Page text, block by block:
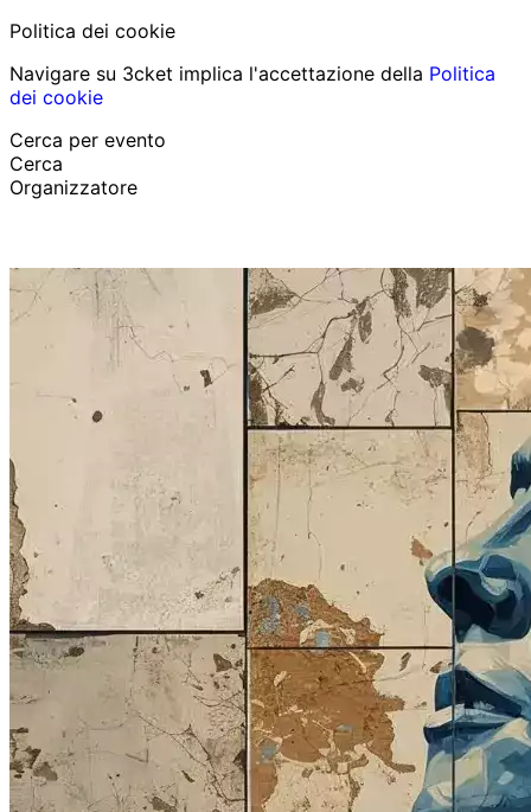
Politica dei cookie
Navigare su 3cket implica l'accettazione della Politica
dei cookie
Cerca per evento
Cerca
Organizzatore
Italiano
Aiuto per il partecipante
Ho perso il mio biglietto
LoginPromuovi evento